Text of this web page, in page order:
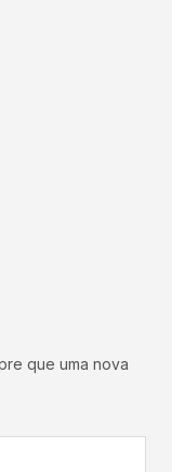
que uma nova